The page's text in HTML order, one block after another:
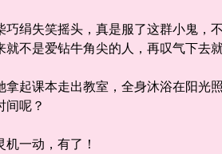
失笑摇头，真是服了这群小鬼，不
就不是爱钻牛角尖的人，再叹气下去
课本走出教室，全身沐浴在阳光照
间呢？
一动，有了！